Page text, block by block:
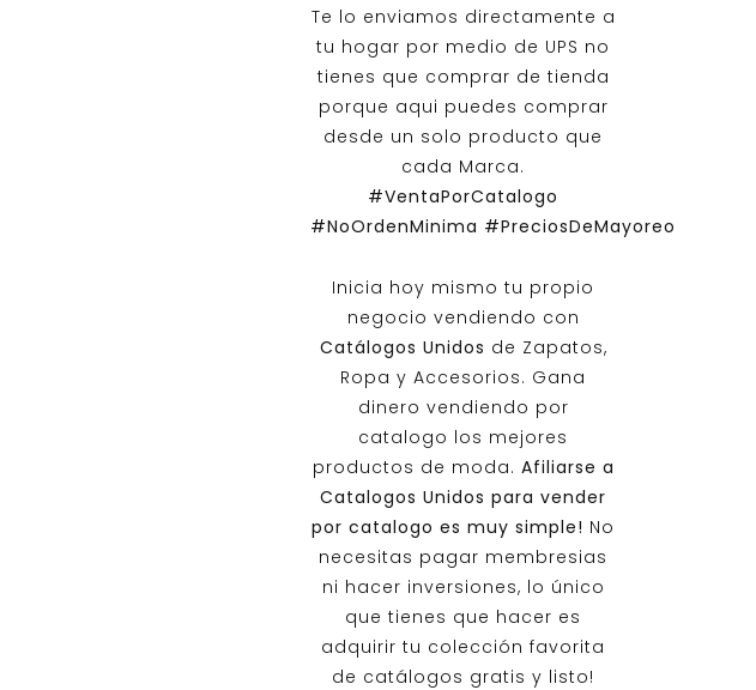
Te lo enviamos directamente a
tu hogar por medio de UPS no
tienes que comprar de tienda
porque aqui puedes comprar
desde un solo producto que
cada Marca.
#VentaPorCatalogo
#NoOrdenMinima #PreciosDeMayoreo
Inicia hoy mismo tu propio
negocio vendiendo con
Catálogos Unidos de Zapatos,
Ropa y Accesorios. Gana
dinero vendiendo por
catalogo los mejores
productos de moda. Afiliarse a
Catalogos Unidos para vender
por catalogo es muy simple! No
necesitas pagar membresias
ni hacer inversiones, lo único
que tienes que hacer es
adquirir tu colección favorita
de catálogos gratis y listo!